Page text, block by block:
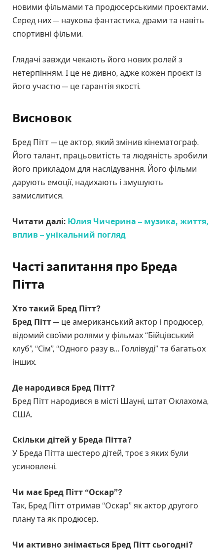
новими фільмами та продюсерськими проєктами.
Серед них — наукова фантастика, драми та навіть
спортивні фільми.
Глядачі завжди чекають його нових ролей з
нетерпінням. І це не дивно, адже кожен проєкт із
його участю — це гарантія якості.
Висновок
Бред Пітт — це актор, який змінив кінематограф.
Його талант, працьовитість та людяність зробили
його прикладом для наслідування. Його фільми
дарують емоції, надихають і змушують
замислитися.
Читати далі: Юлия Чичерина – музика, життя,
вплив – унікальний погляд
Часті запитання про Бреда
Пітта
Хто такий Бред Пітт?
Бред Пітт — це американський актор і продюсер,
відомий своїми ролями у фільмах “Бійцівський
клуб”, “Сім”, “Одного разу в… Голлівуді” та багатьох
інших.
Де народився Бред Пітт?
Бред Пітт народився в місті Шауні, штат Оклахома,
США.
Скільки дітей у Бреда Пітта?
У Бреда Пітта шестеро дітей, троє з яких були
усиновлені.
Чи має Бред Пітт “Оскар”?
Так, Бред Пітт отримав “Оскар” як актор другого
плану та як продюсер.
Чи активно знімається Бред Пітт сьогодні?